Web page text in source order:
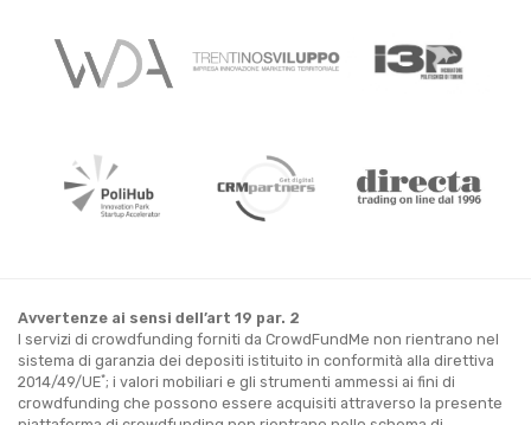
Avvertenze ai sensi dell’art 19 par. 2
I servizi di crowdfunding forniti da CrowdFundMe non rientrano nel
sistema di garanzia dei depositi istituito in conformità alla direttiva
2014/49/UE*; i valori mobiliari e gli strumenti ammessi ai fini di
crowdfunding che possono essere acquisiti attraverso la presente